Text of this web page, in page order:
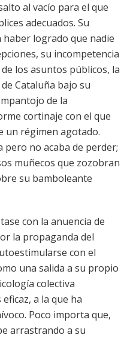
al vacío para el que
adecuados. Su
logrado que nadie
su incompetencia
los asuntos públicos, la
Cataluña bajo su
de la
cortinaje con el que
un régimen agotado.
pero no acaba de perder;
muñecos que zozobran
su bamboleante
con la anuencia de
la propaganda del
con el
una salida a su propio
colectiva
a la que ha
Poco importa que,
arrastrando a su